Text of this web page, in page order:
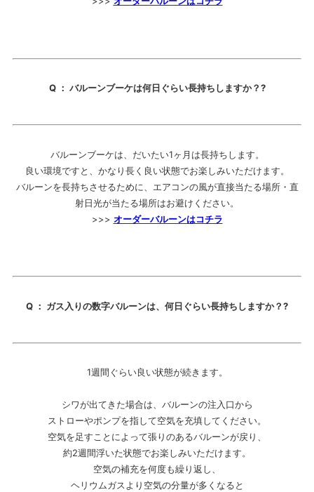
Q ： バルーンブーケは何日ぐらい長持ちしますか？?
バルーンブーケは、だいたい1ヶ月は長持ちします。
良い環境ですと、かなり長く良い状態でお楽しみいただけます。
バルーンを長持ちさせるために、エアコンの風が直接当たる場所・直
射日光が当たる場所はお避けください。
>>> オーダーバルーンはコチラ
Q ： ガス入りの数字バルーンは、何日ぐらい長持ちしますか？?
1週間ぐらい良い状態が続きます。
シワが出てきた場合は、バルーンの注入口から
ストローやポンプを指して空気を充填してください。
空気を足すことによって張りのあるバルーンが戻り、
約2週間浮いた状態でお楽しみいただけます。
空気の補充を何度も繰り返し、
ヘリウムガスより空気の分量が多くなると